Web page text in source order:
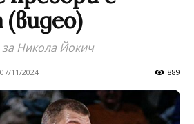
Никола Йокич
07/11/2024 889